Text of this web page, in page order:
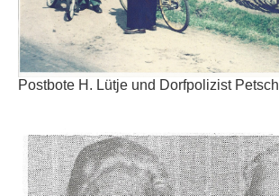
Postbote H. Lütje und Dorfpolizist Petsch